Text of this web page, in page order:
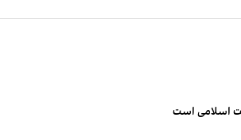
اسلامی است